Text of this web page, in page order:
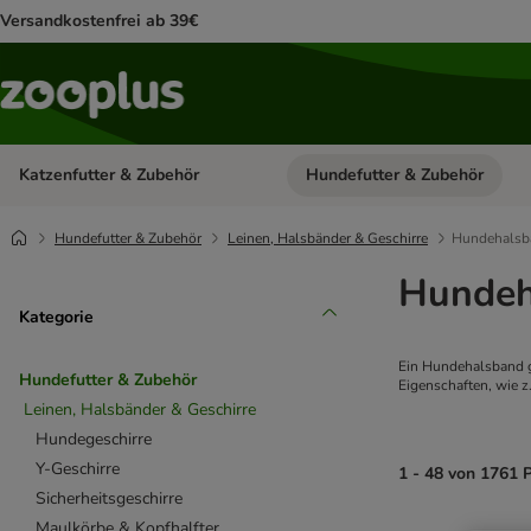
Versandkostenfrei ab 39€
Katzenfutter & Zubehör Kategorie-Menü öffnen:
Hundefutter & Zubehör
Hundefutter & Zubehör Leinen, Halsbänder & Geschirre
Kategorie
Hundefutter & Zubehör
Leinen, Halsbänder & Geschirre
Hundegeschirre
Y-Geschirre
Sicherheitsgeschirre
Ein Hundehalsband
Eigenschaften, wie
1 - 48 von 1761